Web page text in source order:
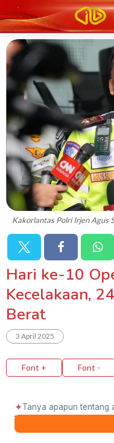
Kakorlantas Polri Irjen Agus
Hari ke-10
Kecelakaan,
Berat
3 April 2025
Font + Font -
✦